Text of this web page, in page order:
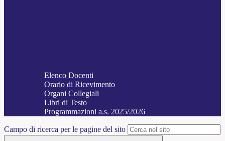
Elenco Docenti
Orario di Ricevimento
Organi Collegiali
Libri di Testo
Programmazioni a.s. 2025/2026
Campo di ricerca per le pagine del sito